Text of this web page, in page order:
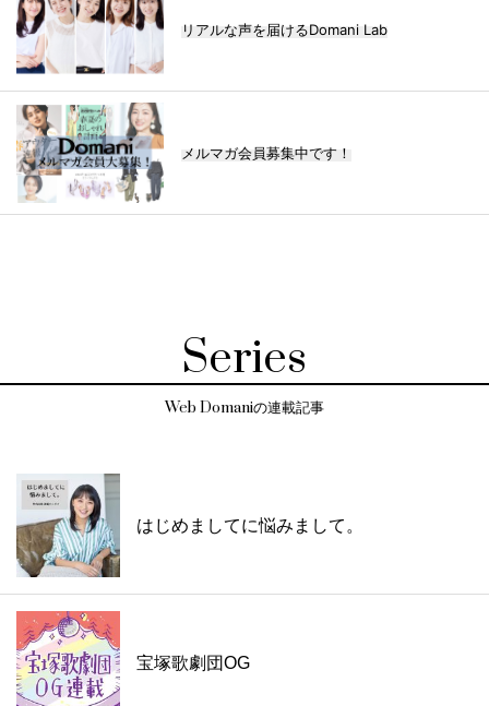
リアルな声を届けるDomani Lab
メルマガ会員募集中です！
Series
Web Domaniの連載記事
はじめましてに悩みまして。
宝塚歌劇団OG